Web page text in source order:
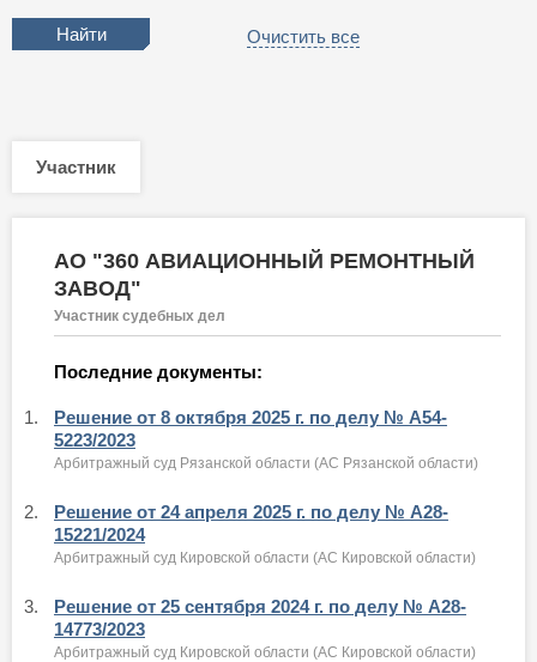
Очистить все
Участник
АО "360 АВИАЦИОННЫЙ РЕМОНТНЫЙ
ЗАВОД"
Участник судебных дел
Последние документы:
1.
Решение от 8 октября 2025 г. по делу № А54-
5223/2023
Арбитражный суд Рязанской области (АС Рязанской области)
2.
Решение от 24 апреля 2025 г. по делу № А28-
15221/2024
Арбитражный суд Кировской области (АС Кировской области)
3.
Решение от 25 сентября 2024 г. по делу № А28-
14773/2023
Арбитражный суд Кировской области (АС Кировской области)